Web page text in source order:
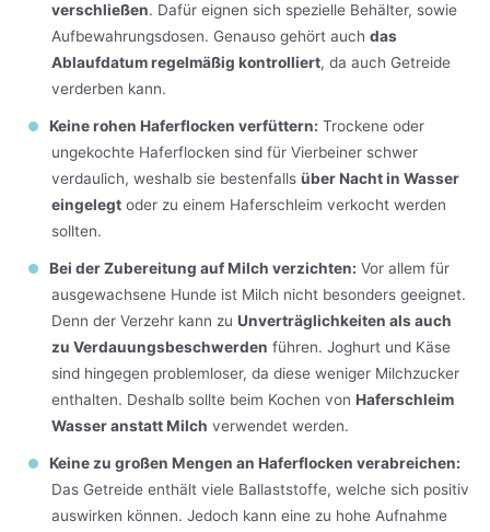
verschließen. Dafür eignen sich spezielle Behälter, sowie
Aufbewahrungsdosen. Genauso gehört auchdas
Ablaufdatum regelmäßig kontrolliert, da auch Getreide
verderben kann.
Keine rohen Haferflocken verfüttern: Trockene oder
ungekochte Haferflocken sind für Vierbeiner schwer
verdaulich, weshalb sie bestenfallsüber Nacht in Wasser
eingelegt oder zu einem Haferschleim verkocht werden
sollten.
Bei der Zubereitung auf Milch verzichten: Vor allem für
ausgewachsene Hunde ist Milch nicht besonders geeignet.
Denn der Verzehr kann zuUnverträglichkeiten als auch
zu Verdauungsbeschwerden führen. Joghurt und Käse
sind hingegen problemloser, da diese weniger Milchzucker
enthalten. Deshalb sollte beim Kochen vonHaferschleim
Wasser anstatt Milch verwendet werden.
Keine zu großen Mengen an Haferflocken verabreichen:
Das Getreide enthält viele Ballaststoffe, welche sich positiv
auswirken können. Jedoch kann eine zu hohe Aufnahme